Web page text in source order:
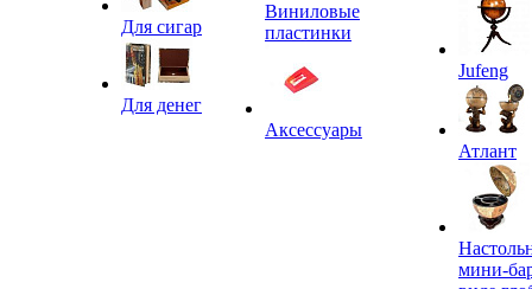
Для сигар
Для денег
Виниловые
пластинки
Аксессуары
Jufeng
Атлант
мини-